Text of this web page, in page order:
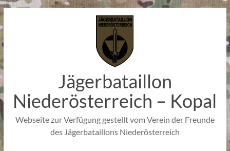
Zum
springen
Jägerbataillon
Niederösterreich – Kopal
Webseite zur Verfügung gestellt vom Verein der Freunde
des Jägerbataillons Niederösterreich